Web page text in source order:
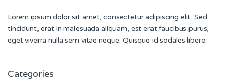
Lorem ipsum dolor sit amet, consectetur adipiscing elit. Sed
tincidunt, erat in malesuada aliquam, est erat faucibus purus,
eget viverra nulla sem vitae neque. Quisque id sodales libero.
Categories